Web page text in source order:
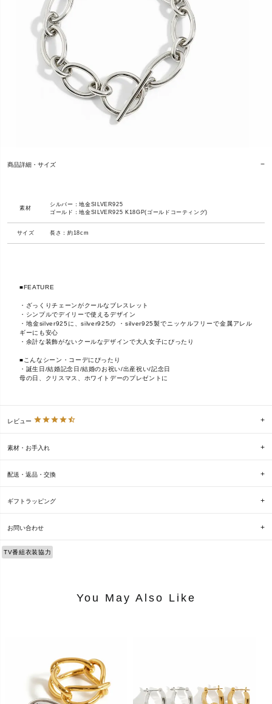
商品詳細・サイズ
素材
シルバー：地金SILVER925
ゴールド：地金SILVER925 K18GP(ゴールドコーティング)
サイズ 長さ：約18cm
■FEATURE
・ざっくりチェーンがクールなブレスレット
・シンプルでデイリーで使えるデザイン
・地金silver925に、silver925の ・silver925製でニッケルフリーで金属アレル
ギーにも安心
・余計な装飾がないクールなデザインで大人女子にぴったり
■こんなシーン・コーデにぴったり
・誕生日/結婚記念日/結婚のお祝い/出産祝い/記念日
母の日、クリスマス、ホワイトデーのプレゼントに
レビュー
素材・お手入れ
配送・返品・交換
ギフトラッピング
お問い合わせ
TV番組衣装協力
You May Also Like